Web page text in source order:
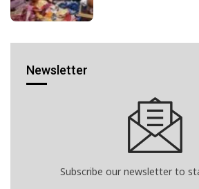
Newsletter
Subscribe our newsletter to